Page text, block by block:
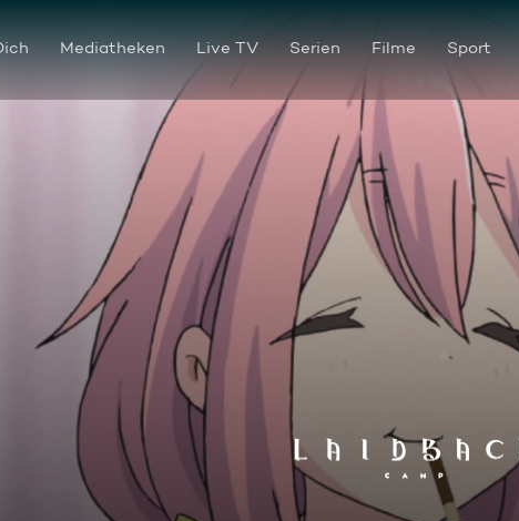
Mediatheken Live TV Serien Filme Sport
Die Reise-